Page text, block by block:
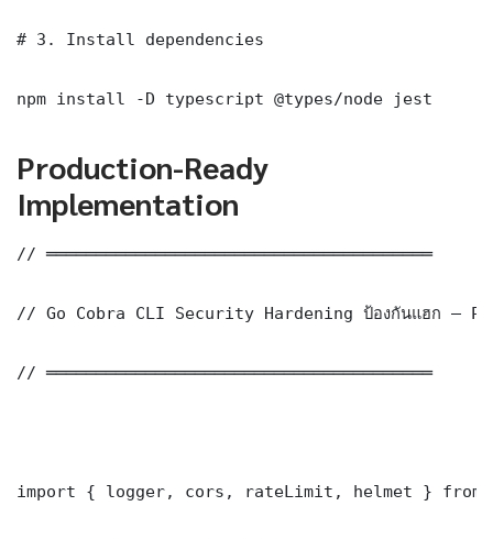
# 3. Install dependencies
npm install -D typescript @types/node jest
Production-Ready
Implementation
// ═══════════════════════════════════════
// Go Cobra CLI Security Hardening ป้องกันแฮก —
// ═══════════════════════════════════════
import { logger, cors, rateLimit, helmet } from